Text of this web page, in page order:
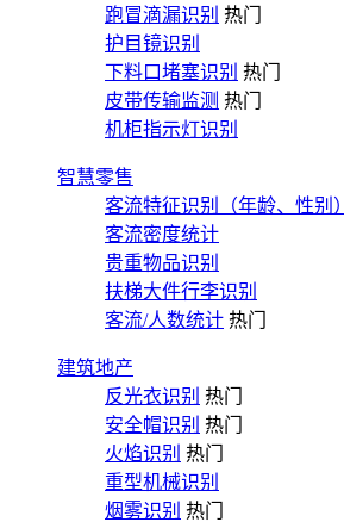
跑冒滴漏识别 热门
护目镜识别
下料口堵塞识别 热门
皮带传输监测 热门
机柜指示灯识别
智慧零售
客流特征识别（年龄、性别）
客流密度统计
贵重物品识别
扶梯大件行李识别
客流/人数统计 热门
建筑地产
反光衣识别 热门
安全帽识别 热门
火焰识别 热门
重型机械识别
烟雾识别 热门